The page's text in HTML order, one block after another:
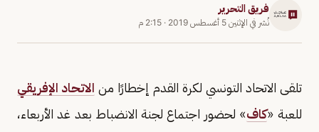
فريق التحرير
نُشر في الإثنين 5 أغسطس 2019 · 2:15 م
تلقى الاتحاد التونسي لكرة القدم إخطارًا من الاتحاد الإفريقي
للعبة «كاف» لحضور اجتماع لجنة الانضباط بعد غد الأربعاء،